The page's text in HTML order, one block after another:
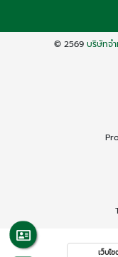
© 2569 บริษัทจ
เว็บไ